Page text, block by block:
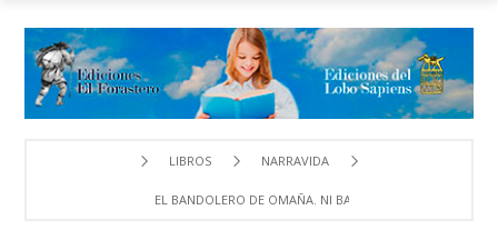
LIBROS NARRAVIDA
EL BANDOLERO DE OMAÑA. NI BANDOLERO NI DE OMAÑA: